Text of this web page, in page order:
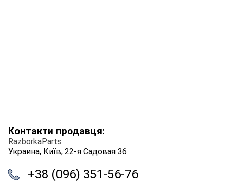
Контакти продавця:
RazborkaParts
Украина, Київ, 22-я Садовая 36
+38 (096) 351-56-76